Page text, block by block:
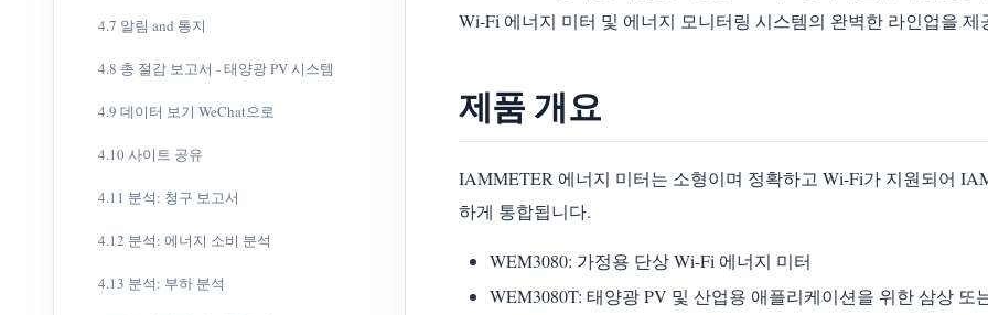
4.7 알림 and 통지
4.8 총 절감 보고서 - 태양광 PV 시스템
4.9 데이터 보기 WeChat으로
4.10 사이트 공유
4.11 분석: 청구 보고서
4.12 분석: 에너지 소비 분석
4.13 분석: 부하 분석
Wi-Fi 에너지 미터 및 에너지 모니터링 시스템의 완벽한 라인업을 제
제품 개요
IAMMETER 에너지 미터는 소형이며 정확하고 Wi-Fi가 지원되어
하게 통합됩니다.
WEM3080: 가정용 단상 Wi-Fi 에너지 미터
WEM3080T: 태양광 PV 및 산업용 애플리케이션을 위한 삼상 또